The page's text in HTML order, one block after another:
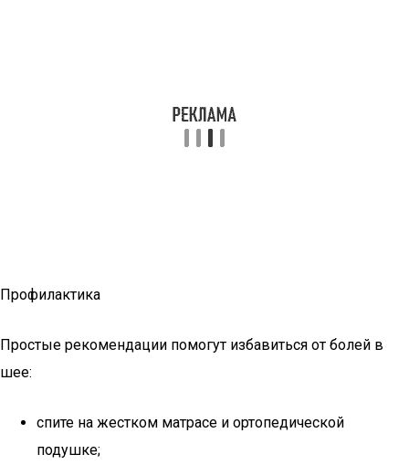
Профилактика
Простые рекомендации помогут избавиться от болей в
шее:
спите на жестком матрасе и ортопедической
подушке;